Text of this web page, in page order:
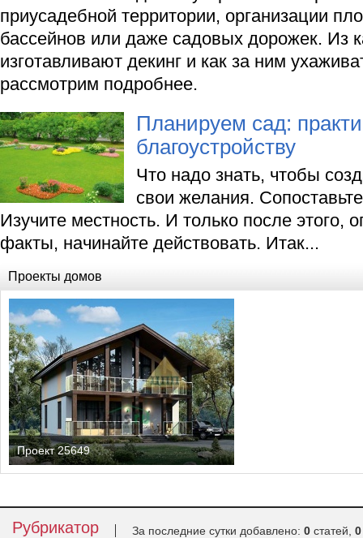
приусадебной территории, организации
бассейнов или даже садовых дорожек. Из
изготавливают декинг и как за ним
рассмотрим подробнее.
Планируем сад:
благоустройству
Что надо знать, чтобы
свои желания.
Изучите местность. И только после этого,
факты, начинайте действовать. Итак...
Проекты домов
Проект 25649
Рубрикатор За последние сутки добавлено: 0 статей, 0